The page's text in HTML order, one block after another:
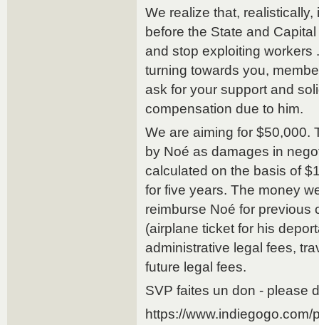
We realize that,
before the State and
and stop exploiting workers
turning towards you,
ask for your support and
compensation due to him.
We are aiming for $50,000.
by Noé as damages in
calculated on the basis of
for five years. The money
reimburse Noé for previous
(airplane ticket for his
administrative legal fees,
future legal fees.
SVP faites un don - please
https://